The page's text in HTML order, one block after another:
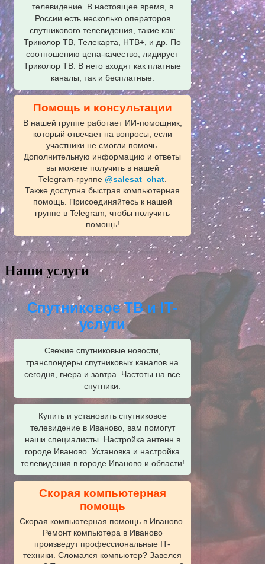
телевидение. В настоящее время, в
России есть несколько операторов
спутникового телевидения, такие как:
Триколор ТВ, Телекарта, НТВ+, и др. По
соотношению цена-качество, лидирует
Триколор ТВ. В него входят как платные
каналы, так и бесплатные.
Помощь и консультации
В нашей группе работает ИИ‑помощник,
который отвечает на вопросы, если
участники не смогли помочь.
Дополнительную информацию и ответы
вы можете получить в нашей
Telegram‑группе @salesat_chat.
Также доступна быстрая компьютерная
помощь. Присоединяйтесь к нашей
группе в Telegram, чтобы получить
помощь!
Наши услуги
Спутниковое ТВ и IT-
услуги
Свежие спутниковые новости,
транспондеры спутниковых каналов на
сегодня, вчера и завтра. Частоты на все
спутники.
Купить и установить спутниковое
телевидение в Иваново, вам помогут
наши специалисты. Настройка антенн в
городе Иваново. Установка и настройка
телевидения в городе Иваново и области!
Скорая компьютерная
помощь
Скорая компьютерная помощь в Иваново.
Ремонт компьютера в Иваново
произведут профессиональные IT-
техники. Сломался компьютер? Завелся